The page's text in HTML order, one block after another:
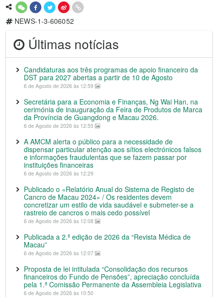
NEWS-1-3-606052
Últimas notícias
Candidaturas aos três programas de apoio financeiro da
DST para 2027 abertas a partir de 10 de Agosto
6 de Agosto de 2026 às 12:59
Secretária para a Economia e Finanças, Ng Wai Han, na
cerimónia de inauguração da Feira de Produtos de Marca
da Província de Guangdong e Macau 2026.
6 de Agosto de 2026 às 12:55
A AMCM alerta o público para a necessidade de
dispensar particular atenção aos sítios electrónicos falsos
e informações fraudulentas que se fazem passar por
instituições financeiras
6 de Agosto de 2026 às 12:29
Publicado o «Relatório Anual do Sistema de Registo de
Cancro de Macau 2024» / Os residentes devem
concretizar um estilo de vida saudável e submeter-se a
rastreio de cancros o mais cedo possível
6 de Agosto de 2026 às 12:08
Publicada a 2.ª edição de 2026 da “Revista Médica de
Macau”
6 de Agosto de 2026 às 12:07
Proposta de lei intitulada “Consolidação dos recursos
financeiros do Fundo de Pensões”, apreciação concluída
pela 1.ª Comissão Permanente da Assembleia Legislativa
6 de Agosto de 2026 às 10:50